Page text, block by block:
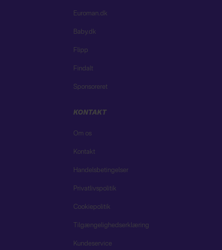
Euroman.dk
Baby.dk
Flipp
Findalt
Sponsoreret
KONTAKT
Om os
Kontakt
Handelsbetingelser
Privatlivspolitik
Cookiepolitik
Tilgængelighedserklæring
Kundeservice